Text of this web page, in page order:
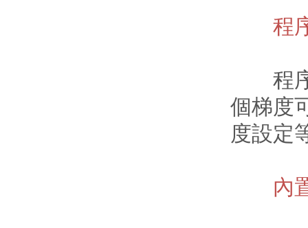
程序
程序
個梯度
度設定
內置